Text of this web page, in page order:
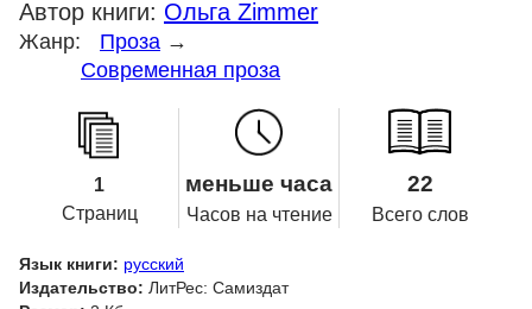
Автор книги: Ольга Zimmer
Жанр: Проза →
Современная проза
1
Страниц
меньше часа
Часов на чтение
22
Всего слов
Язык книги: русский
Издательство: ЛитРес: Самиздат